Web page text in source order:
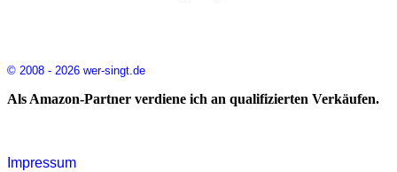
© 2008 - 2026 wer-singt.de
Als Amazon-Partner verdiene ich an qualifizierten Verkäufen.
Impressum